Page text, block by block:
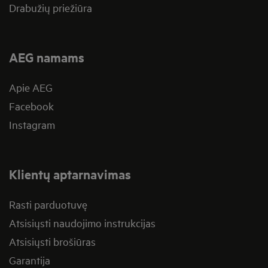
Drabužių priežiūra
AEG namams
Apie AEG
Facebook
Instagram
Klientų aptarnavimas
Rasti parduotuvę
Atsisiųsti naudojimo instrukcijas
Atsisiųsti brošiūras
Garantija